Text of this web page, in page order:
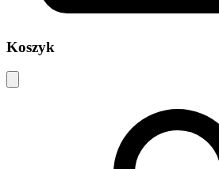
Koszyk